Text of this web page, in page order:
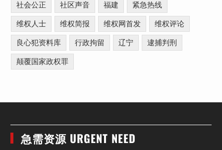
社会公正 社区声音 福建 紧急热线
维权人士 维权简报 维权网首发 维权评论
良心犯资料库 行政拘留 辽宁 逮捕判刑
颠覆国家政权罪
急需资源 URGENT NEED